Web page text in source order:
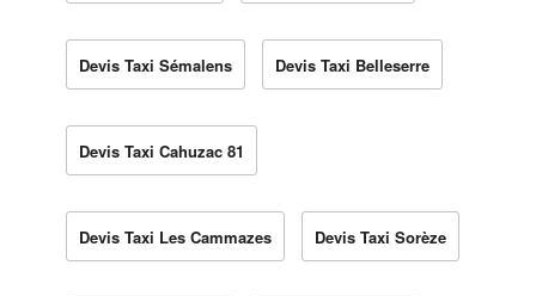
Devis Taxi Sémalens Devis Taxi Belleserre
Devis Taxi Cahuzac 81
Devis Taxi Les Cammazes Devis Taxi Sorèze